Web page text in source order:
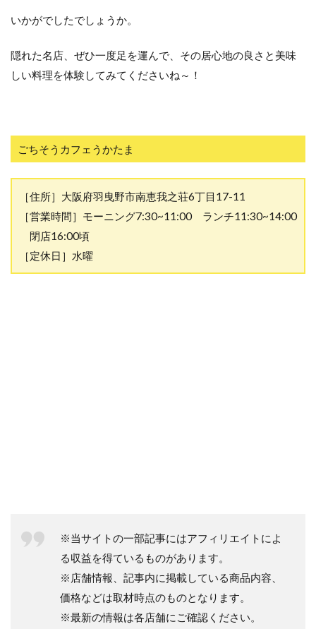
いかがでしたでしょうか。
隠れた名店、ぜひ一度足を運んで、その居心地の良さと美味
しい料理を体験してみてくださいね～！
ごちそうカフェうかたま
［住所］大阪府羽曳野市南恵我之荘6丁目17-11
［営業時間］モーニング7:30~11:00 ランチ11:30~14:00
閉店16:00頃
［定休日］水曜
※当サイトの一部記事にはアフィリエイトによ
る収益を得ているものがあります。
※店舗情報、記事内に掲載している商品内容、
価格などは取材時点のものとなります。
※最新の情報は各店舗にご確認ください。